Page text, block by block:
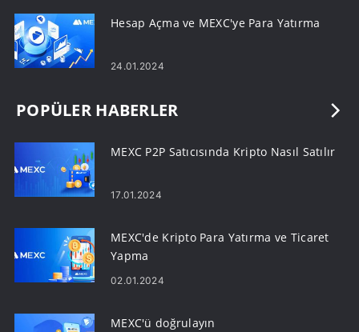
Hesap Açma ve MEXC'ye Para Yatırma
24.01.2024
POPÜLER HABERLER
MEXC P2P Satıcısında Kripto Nasıl Satılır
17.01.2024
MEXC'de Kripto Para Yatırma ve Ticaret
Yapma
02.01.2024
MEXC'ü doğrulayın